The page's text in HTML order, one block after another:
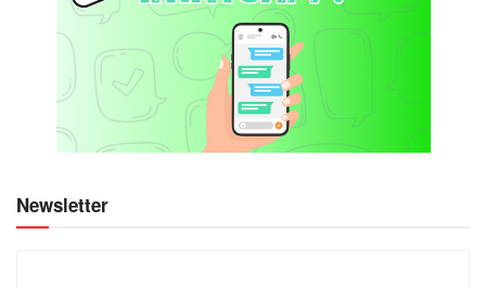
Newsletter